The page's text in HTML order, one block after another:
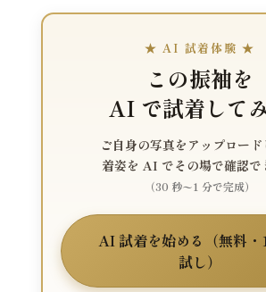
★ AI 試着体験 ★
この振袖を
AI で試着して
ご自身の写真をアップロード
着姿を AI でその場で確認で
（30 秒〜1 分で完成）
AI 試着を始める（無料・
試し）